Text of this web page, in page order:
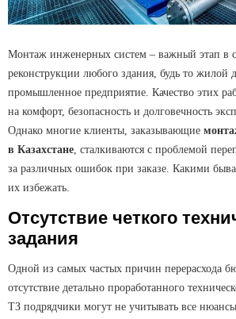
Монтаж инженерных систем – важный этап в
реконструкции любого здания, будь то жилой
промышленное предприятие. Качество этих
на комфорт, безопасность и долговечность
Однако многие клиенты, заказывающие
в Казахстане, сталкиваются с проблемой
за различных ошибок при заказе. Какими
их избежать.
Отсутствие четкого
задания
Одной из самых частых причин перерасхода
отсутствие детально проработанного
ТЗ подрядчики могут не учитывать все